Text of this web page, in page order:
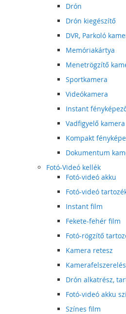
Drón
Drón kiegészítő
DVR, Parkoló
Memóriakártya
Menetrögzítő
Sportkamera
Videókamera
Instant
Vadfigyelő kamera
Kompakt
Dokumentum
Fotó-Videó kellék
Fotó-videó akku
Fotó-videó
Instant film
Fekete-fehér film
Fotó-rögzítő
Kamera retesz
Kamerafelszerelés
Drón alkatrész,
Fotó-videó akku
Színes film